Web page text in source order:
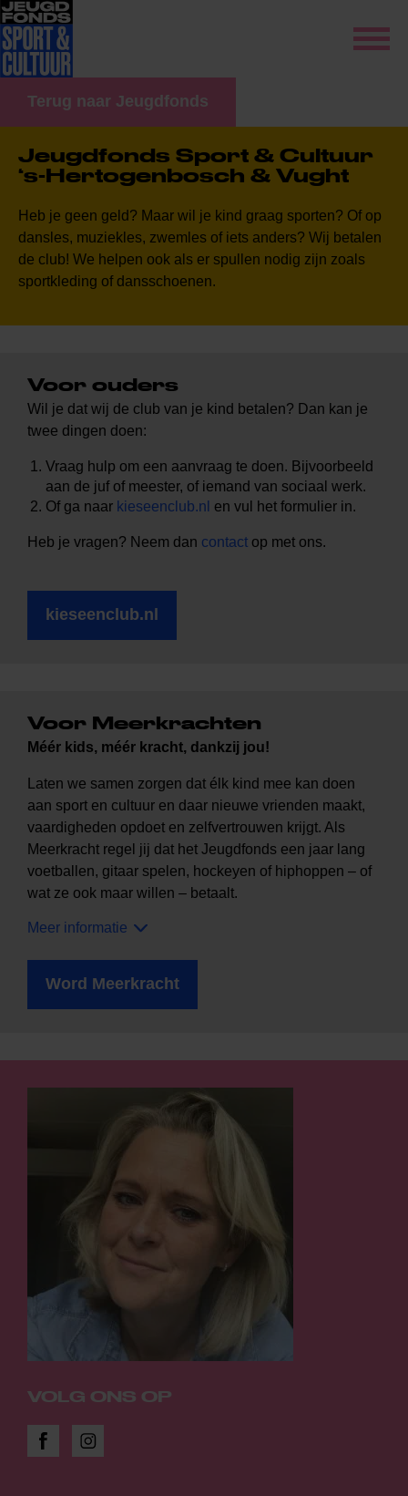
Terug naar Jeugdfonds
Jeugdfonds Sport & Cultuur
‘s-Hertogenbosch & Vught
Heb je geen geld? Maar wil je kind graag sporten? Of op
dansles, muziekles, zwemles of iets anders? Wij betalen
de club! We helpen ook als er spullen nodig zijn zoals
sportkleding of dansschoenen.
Voor ouders
Wil je dat wij de club van je kind betalen? Dan kan je
twee dingen doen:
Vraag hulp om een aanvraag te doen. Bijvoorbeeld
aan de juf of meester, of iemand van sociaal werk.
Of ga naar kieseenclub.nl en vul het formulier in.
Heb je vragen? Neem dan contact op met ons.
kieseenclub.nl
Voor Meerkrachten
Méér kids, méér kracht, dankzij jou!
Laten we samen zorgen dat élk kind mee kan doen
aan sport en cultuur en daar nieuwe vrienden maakt,
vaardigheden opdoet en zelfvertrouwen krijgt. Als
Meerkracht regel jij dat het Jeugdfonds een jaar lang
voetballen, gitaar spelen, hockeyen of hiphoppen – of
wat ze ook maar willen – betaalt.
Meer informatie
Word Meerkracht
VOLG ONS OP